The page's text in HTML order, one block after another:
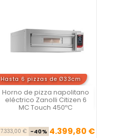
Hasta 6 pizzas de Ø33cm
Horno de pizza napolitano
eléctrico Zanolli Citizen 6
MC Touch 450ºC
Precio base
7.333,00 € -40% Precio
4.399,80 €

Vista rápida